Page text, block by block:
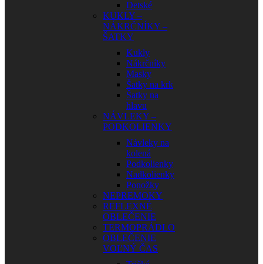
Detské
KUKLY –
NÁKRČNÍKY –
ŠATKY
Kukly
Nákrčníky
Masky
Šatky na krk
Šatky na
hlavu
NÁVLEKY –
PODKOLIENKY
Návleky na
kolená
Podkolienky
Nadkolienky
Ponožky
NEPREMOKY
REFLEXNÉ
OBLEČENIE
TERMOPRÁDLO
OBLEČENIE
VOĽNÝ ČAS